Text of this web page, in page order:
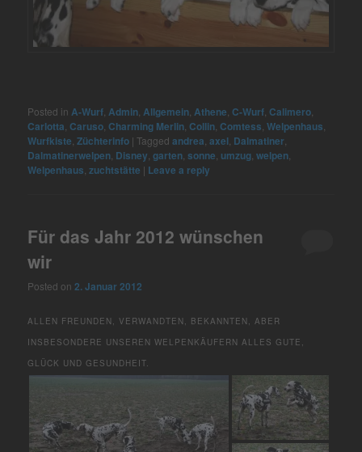
Posted in A-Wurf Admin Allgemein Athene ,C-Wurf ,Calimero
Carlotta ,Caruso ,Charming Merlin ,Collin ,Comtess ,Welpenhaus
Wurfkiste ,Züchterinfo |Tagged andrea ,axel Dalmatiner
Dalmatinerwelpen Disney ,garten ,sonne umzug ,welpen
Welpenhaus ,zuchtstätte | Leave a reply
Für das Jahr 2012 wünschen
wir
Posted on2. Januar 2012
ALLEN FREUNDEN, VERWANDTEN, BEKANNTEN, ABER
INSBESONDERE UNSEREN WELPENKÄUFERN ALLES GUTE,
GLÜCK UND GESUNDHEIT.